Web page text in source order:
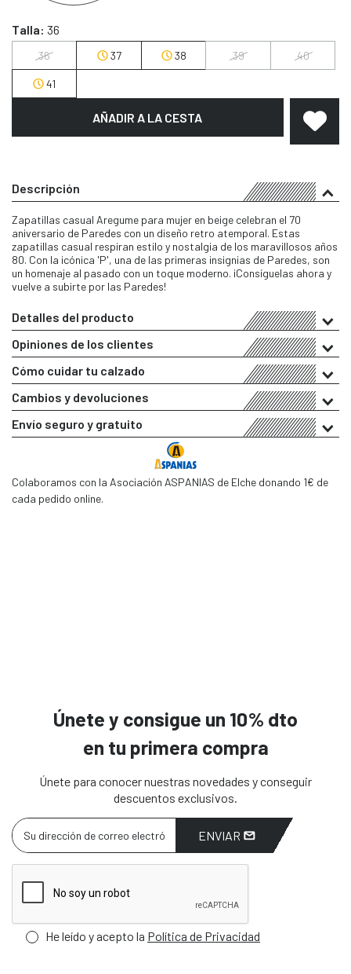
Talla: 36
36 37 38 39 40
41
AÑADIR A LA CESTA
Descripción
Zapatillas casual Aregume para mujer en beige celebran el 70
aniversario de Paredes con un diseño retro atemporal. Estas
zapatillas casual respiran estilo y nostalgia de los maravillosos años
80. Con la icónica 'P', una de las primeras insignias de Paredes, son
un homenaje al pasado con un toque moderno. ¡Consíguelas ahora y
vuelve a subirte por las Paredes!
Detalles del producto
Opiniones de los clientes
Cómo cuidar tu calzado
Cambios y devoluciones
Envío seguro y gratuito
Colaboramos con la Asociación ASPANIAS de Elche donando 1€ de
cada pedido online.
Únete y consigue un 10% dto
en tu primera compra
Únete para conocer nuestras novedades y conseguir
descuentos exclusivos.
ENVIAR
He leído y acepto la Política de Privacidad